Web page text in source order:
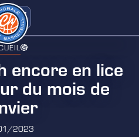
encore en lice
du mois de
2023